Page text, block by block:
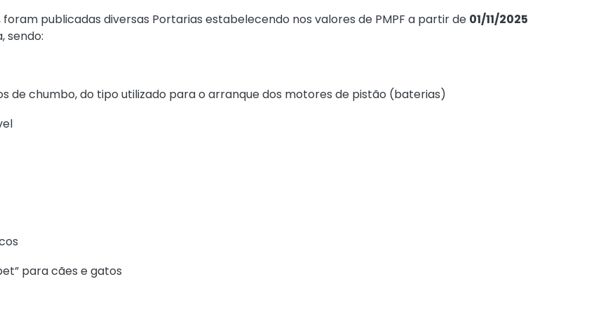
foram publicadas diversas Portarias estabelecendo nos valores de PMPF a partir de 01/11/2025
sendo:
de chumbo, do tipo utilizado para o arranque dos motores de pistão (baterias)
para cães e gatos